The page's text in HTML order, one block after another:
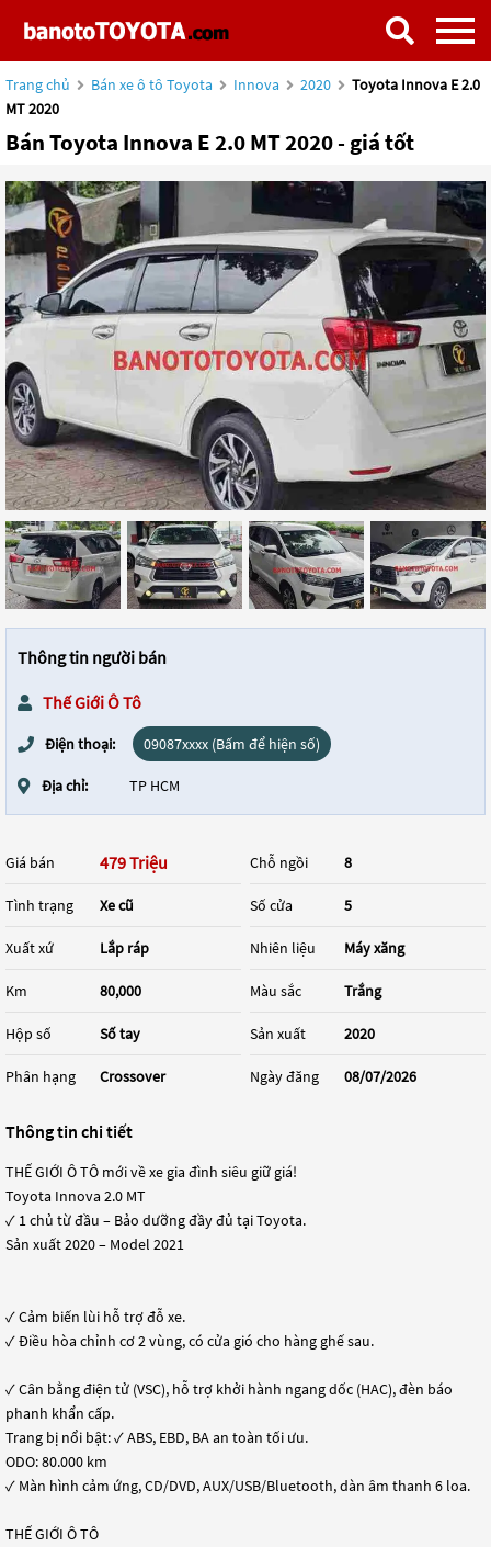
Trang chủ Bán xe ô tô Toyota Innova 2020
Toyota Innova E 2.0
MT 2020
Bán Toyota Innova E 2.0 MT 2020 - giá tốt
Thông tin người bán
Thế Giới Ô Tô
Điện thoại: 09087xxxx (Bấm để hiện số)
Địa chỉ: TP HCM
Giá bán 479 Triệu
Tình trạng Xe cũ
Xuất xứ Lắp ráp
Km 80,000
Hộp số Số tay
Phân hạng Crossover
Chỗ ngồi 8
Số cửa 5
Nhiên liệu Máy xăng
Màu sắc Trắng
Sản xuất 2020
Ngày đăng 08/07/2026
Thông tin chi tiết
THẾ GIỚI Ô TÔ mới về xe gia đình siêu giữ giá!
Toyota Innova 2.0 MT
✓ 1 chủ từ đầu – Bảo dưỡng đầy đủ tại Toyota.
Sản xuất 2020 – Model 2021
✓ Cảm biến lùi hỗ trợ đỗ xe.
✓ Điều hòa chỉnh cơ 2 vùng, có cửa gió cho hàng ghế sau.
✓ Cân bằng điện tử (VSC), hỗ trợ khởi hành ngang dốc (HAC), đèn báo
phanh khẩn cấp.
Trang bị nổi bật: ✓ ABS, EBD, BA an toàn tối ưu.
ODO: 80.000 km
✓ Màn hình cảm ứng, CD/DVD, AUX/USB/Bluetooth, dàn âm thanh 6 loa.
THẾ GIỚI Ô TÔ